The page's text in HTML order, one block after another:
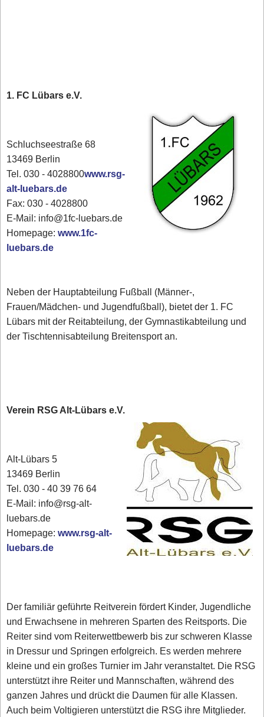
1. FC Lübars e.V.
Schluchseestraße 68
13469 Berlin
Tel. 030 - 4028800www.rsg-
alt-luebars.de
Fax: 030 - 4028800
E-Mail: info@1fc-luebars.de
Homepage:www.1fc-
luebars.de
Neben der Hauptabteilung Fußball (Männer-,
Frauen/Mädchen- und Jugendfußball), bietet der 1. FC
Lübars mit der Reitabteilung, der Gymnastikabteilung und
der Tischtennisabteilung Breitensport an.
Verein RSG Alt-Lübars e.V.
Alt-Lübars 5
13469 Berlin
Tel. 030 - 40 39 76 64
E-Mail: info@rsg-alt-
luebars.de
Homepage:www.rsg-alt-
luebars.de
Der familiär geführte Reitverein fördert Kinder, Jugendliche
und Erwachsene in mehreren Sparten des Reitsports. Die
Reiter sind vom Reiterwettbewerb bis zur schweren Klasse
in Dressur und Springen erfolgreich. Es werden mehrere
kleine und ein großes Turnier im Jahr veranstaltet. Die RSG
unterstützt ihre Reiter und Mannschaften, während des
ganzen Jahres und drückt die Daumen für alle Klassen.
Auch beim Voltigieren unterstützt die RSG ihre Mitglieder.